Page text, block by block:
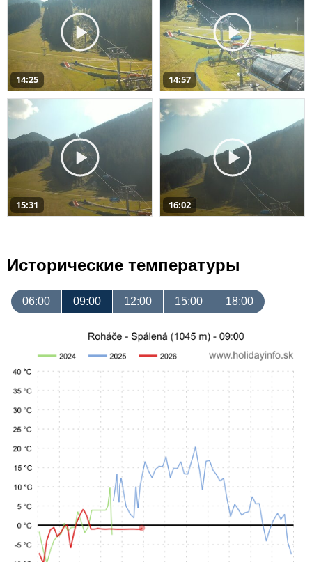
14:25 14:57
15:31 16:02
Исторические температуры
06:00 09:00 12:00 15:00 18:00